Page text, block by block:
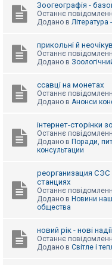
м
г
Зоогеографія -
Останнє
Додано в Література
прикольні й
Останнє
Додано в
ссавці на монетах
Останнє
Додано в Анонси
інтернет-сторінки
Останнє
Додано в Поради,
консультации
реорганизация
станциях
Останнє
Додано в Новини
общества
новий рік - нові надії
Останнє
Додано в Світле і